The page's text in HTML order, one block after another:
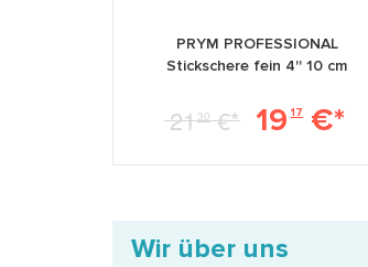
PRYM PROFESSIONAL
Stickschere fein 4'' 10 cm
2130€* 19 17€*
Wir über uns